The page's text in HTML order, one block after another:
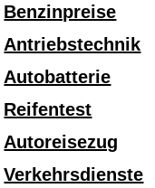
Benzinpreise
Antriebstechnik
Autobatterie
Reifentest
Autoreisezug
Verkehrsdienste